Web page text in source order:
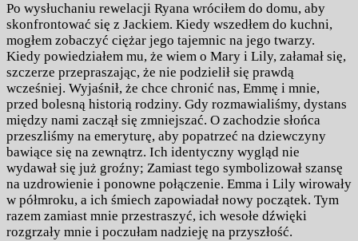
Po wysłuchaniu rewelacji Ryana wróciłem do domu, aby
skonfrontować się z Jackiem. Kiedy wszedłem do kuchni,
mogłem zobaczyć ciężar jego tajemnic na jego twarzy.
Kiedy powiedziałem mu, że wiem o Mary i Lily, załamał się,
szczerze przepraszając, że nie podzielił się prawdą
wcześniej. Wyjaśnił, że chce chronić nas, Emmę i mnie,
przed bolesną historią rodziny. Gdy rozmawialiśmy, dystans
między nami zaczął się zmniejszać. O zachodzie słońca
przeszliśmy na emeryturę, aby popatrzeć na dziewczyny
bawiące się na zewnątrz. Ich identyczny wygląd nie
wydawał się już groźny; Zamiast tego symbolizował szansę
na uzdrowienie i ponowne połączenie. Emma i Lily wirowały
w półmroku, a ich śmiech zapowiadał nowy początek. Tym
razem zamiast mnie przestraszyć, ich wesołe dźwięki
rozgrzały mnie i poczułam nadzieję na przyszłość.